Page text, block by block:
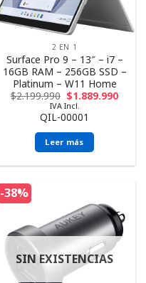
2 EN 1
Surface Pro 9 – 13″ – i7 –
16GB RAM – 256GB SSD –
Platinum – W11 Home
$2.199.990 $1.889.990
IVA Incl.
QIL-00001
Leer más
-38%
SIN EXISTENCIAS